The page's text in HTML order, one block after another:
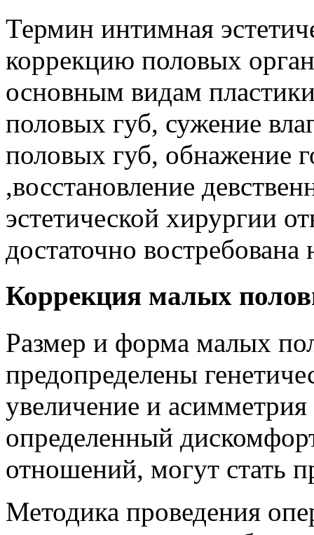
Термин интимная
коррекцию половых
основным видам
половых губ, сужение
половых губ, обнажение
,восстановление
эстетической хирургии
достаточно
Коррекция малых
Размер и форма малых
предопределены
увеличение и
определенный
отношений, могут стать
Методика проведения